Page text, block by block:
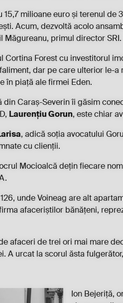
milioane euro și terenul
Acum, dezvoltă acolo
Măgureanu, primul director SRI.
Cortina Forest cu investitorul
dar pe care ulterior le-a
în piață ale firmei Eden.
din Caraș-Severin îi găsim
Laurențiu Gorun, este chiar
, adică soția avocatului
cu clienții.
Mocioalcă dețin fiecare
unde Voineag are alt
afaceriștilor bănățeni,
afaceri de trei ori mai mare
A urcat la scorul ăsta
Ion Bejeriță,